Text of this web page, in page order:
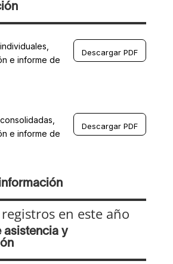
e informe de
Descargar PDF
e informe de
Descargar PDF
en este año
asistencia y